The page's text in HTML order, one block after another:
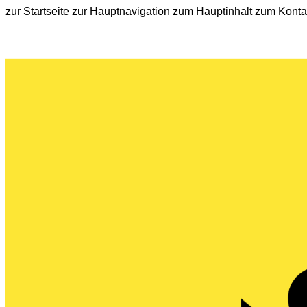
zur Startseite zur Hauptnavigation zum Hauptinhalt zum